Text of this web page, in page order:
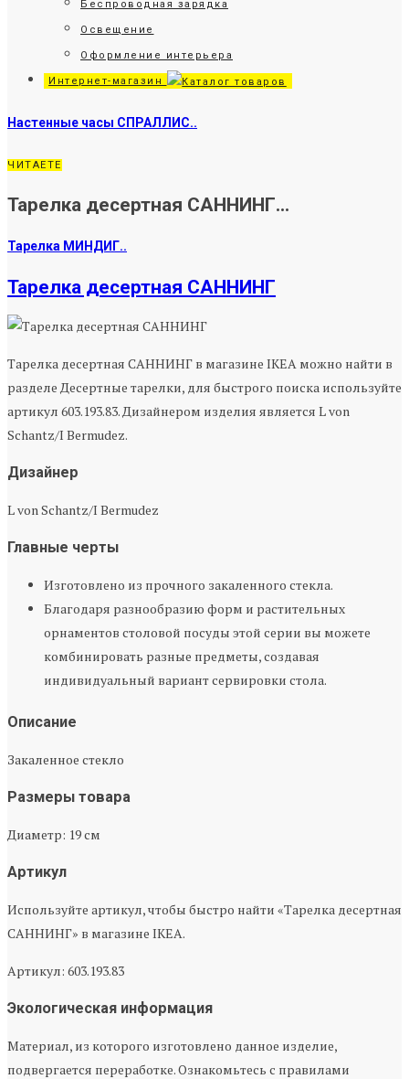
Беспроводная зарядка
Освещение
Оформление интерьера
Интернет-магазин
Настенные часы СПРАЛЛИС..
ЧИТАЕТЕ
Тарелка десертная САННИНГ...
Тарелка МИНДИГ..
Тарелка десертная САННИНГ
Тарелка десертная САННИНГ в магазине IKEA можно найти в
разделе Десертные тарелки, для быстрого поиска используйте
артикул 603.193.83. Дизайнером изделия является L von
Schantz/I Bermudez.
Дизайнер
L von Schantz/I Bermudez
Главные черты
Изготовлено из прочного закаленного стекла.
Благодаря разнообразию форм и растительных
орнаментов столовой посуды этой серии вы можете
комбинировать разные предметы, создавая
индивидуальный вариант сервировки стола.
Описание
Закаленное стекло
Размеры товара
Диаметр: 19 см
Артикул
Используйте артикул, чтобы быстро найти «Тарелка десертная
САННИНГ» в магазине IKEA.
Артикул: 603.193.83
Экологическая информация
Материал, из которого изготовлено данное изделие,
подвергается переработке. Ознакомьтесь с правилами